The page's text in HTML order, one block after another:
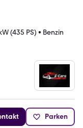
(435 PS) • Benzin
Parken